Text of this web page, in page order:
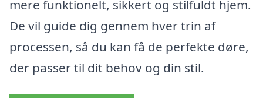
mere funktionelt, sikkert og stilfuldt hjem.
De vil guide dig gennem hver trin af
processen, så du kan få de perfekte døre,
der passer til dit behov og din stil.